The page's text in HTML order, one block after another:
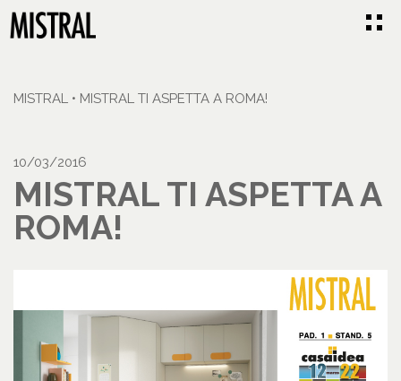
MISTRAL • MISTRAL TI ASPETTA A ROMA!
10/03/2016
MISTRAL TI ASPETTA A
ROMA!